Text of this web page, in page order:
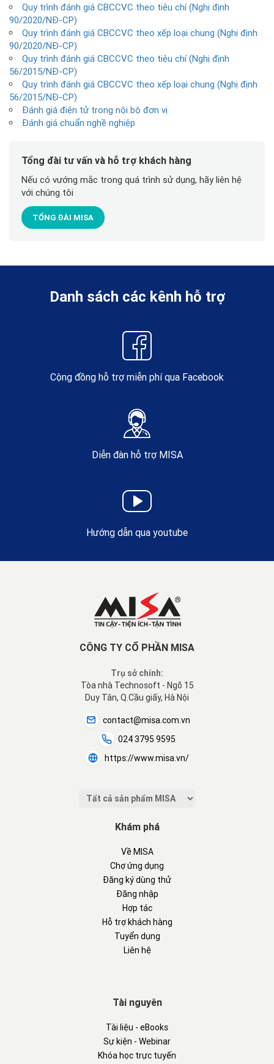
Quy trình đánh giá CBCCVC theo tiêu chí (Nghị định
90/2020/NĐ-CP)
Quy trình đánh giá CBCCVC theo xếp loại chung (Nghị định
90/2020/NĐ-CP)
Quy trình đánh giá CBCCVC theo tiêu chí (Nghị định
56/2015/NĐ-CP)
Quy trình đánh giá CBCCVC theo xếp loại chung (Nghị định
56/2015/NĐ-CP)
Đánh giá điện tử trong nội bộ đơn vị
Đánh giá chuẩn nghề nghiệp
Tổng đài tư vấn và hỗ trợ khách hàng
Nếu có vướng mắc trong quá trình sử dụng, hãy liên hệ
với chúng tôi
TỔNG ĐÀI MISA
Danh sách các kênh hỗ trợ
Cộng đồng hỗ trợ miễn phí qua Facebook
Diễn đàn hỗ trợ MISA
Hướng dẫn qua youtube
CÔNG TY CỔ PHẦN MISA
Trụ sở chính:
Tòa nhà Technosoft - Ngõ 15
Duy Tân, Q.Cầu giấy, Hà Nội
contact@misa.com.vn
024 3795 9595
https://www.misa.vn/
Khám phá
Về MISA
Chợ ứng dụng
Đăng ký dùng thử
Đăng nhập
Hợp tác
Hỗ trợ khách hàng
Tuyển dụng
Liên hệ
Tài nguyên
Tài liệu - eBooks
Sự kiện - Webinar
Khóa học trực tuyến